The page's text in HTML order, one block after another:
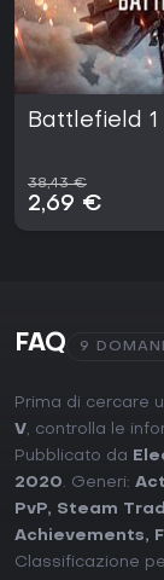
Battlefield 1
38,43 €
2,69 €
FAQ 9
Prima di cercare
V, controlla le
Pubblicato da
2020. Generi:
PvP, Steam
Achievements,
Classificazione